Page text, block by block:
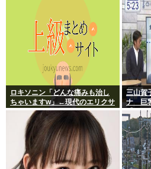
苦しく
ロキソニン「どんな痛みも治し
ちゃいますw」←現代のエリクサ
ーやろ…
三山賀
ナ 巨
【GIF